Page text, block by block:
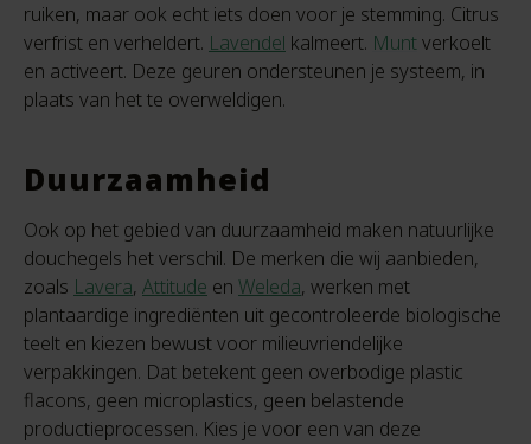
ruiken, maar ook echt iets doen voor je stemming. Citrus
verfrist en verheldert. Lavendel kalmeert. Muntverkoelt
en activeert. Deze geuren ondersteunen je systeem, in
plaats van het te overweldigen.
Duurzaamheid
Ook op het gebied van duurzaamheid maken natuurlijke
douchegels het verschil. De merken die wij aanbieden,
zoals Lavera, Attitude en Weleda, werken met
plantaardige ingrediënten uit gecontroleerde biologische
teelt en kiezen bewust voor milieuvriendelijke
verpakkingen. Dat betekent geen overbodige plastic
flacons, geen microplastics, geen belastende
productieprocessen. Kies je voor een van deze